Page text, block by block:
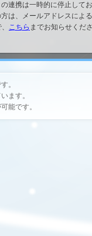
連携は一時的に停止してお
は、メールアドレスによ
こちら までお知らせくだ
。
ます。
能です。